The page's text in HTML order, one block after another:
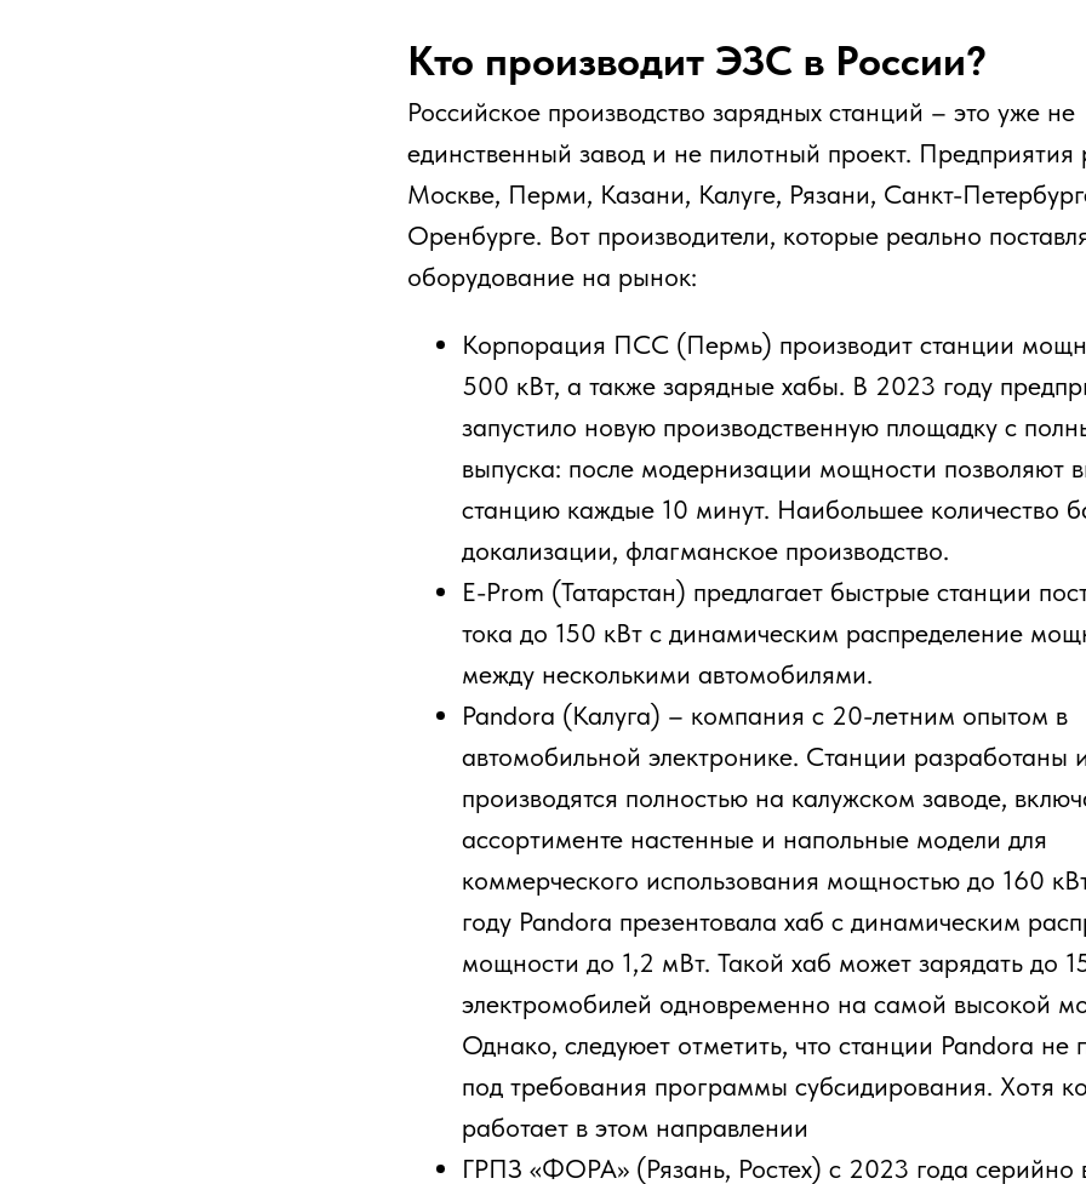
500 кВт, а также зарядные хабы. В 2023 году предприятие
запустило новую производственную площадку с полным циклом
выпуска: после модернизации мощности позволяют выпускать
станцию каждые 10 минут. Наибольшее количество баллов
докализации, флагманское производство.
тока до 150 кВт с динамическим распределение мощности
между несколькими автомобилями.
Pandora (Калуга) – компания с 20-летним опытом в
автомобильной электронике. Станции разработаны и
производятся полностью на калужском заводе, включая ПО. В
ассортименте настенные и напольные модели для
коммерческого использования мощностью до 160 кВт. В 2025
году Pandora презентовала хаб с динамическим
мощности до 1,2 мВт. Такой хаб может зарядать до 15
электромобилей одновременно на самой высокой мощности.
Однако, следуюет отметить, что станции Pandora не попадают
под требования программы субсидирования. Хотя компания
работает в этом направлении
ГРПЗ «ФОРА» (Рязань, Ростех) с 2023 года серийно выпускает
станции переменного и постоянного тока. Производство
находится на Государственном Рязанском приборном заводе.
«Электросила» (Москва) выпускает быстрые и медленные
станции постоянного и переменного тока с мощностью до 150
кВт, совместимые с разъёмами CCS Combo 2, CHAdeMO, Type
2, GB/T. Проектируют и эксплуатируют собственные станции.
Парус Электро (Москва). Завод входит в орбиту концерна
«Росатом». Производят DC и AC станции, делая упор на работу
в сложных климатических условиях и интеграцию в единую